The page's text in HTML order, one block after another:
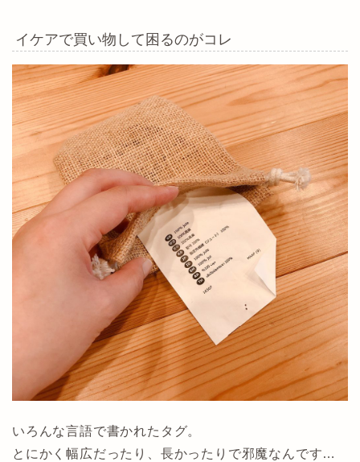
イケアで買い物して困るのがコレ
いろんな言語で書かれたタグ。
とにかく幅広だったり、長かったりで邪魔なんです…